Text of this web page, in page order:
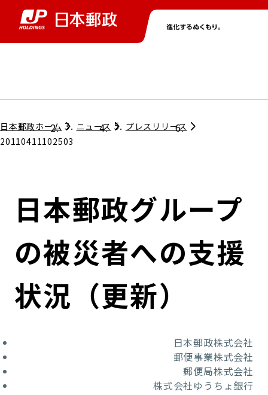
グループ情報トップ
コンプライアンス
ガバナンス
ローカル共創イニシアティブ
株主・投資家情報トップ
個人投資家のみなさまへ
株式情報
IRニュース
ニューストップ
サステナビリティトップ
担当役員メッセージ
サステナビリティマネジメント
採用情報トップ
日本郵政ホーム ニュース
プレスリリース
20110411102503
日本郵政グループ
の被災者への支援
状況（更新）
日本郵政株式会社
郵便事業株式会社
郵便局株式会社
株式会社ゆうちょ銀行